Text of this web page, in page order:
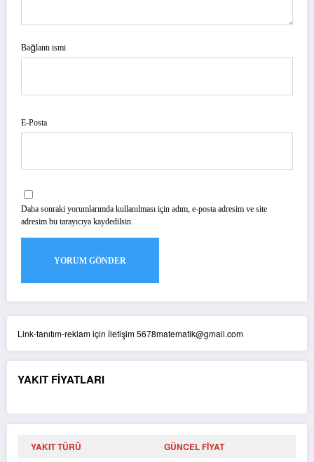
Bağlantı ismi
E-Posta
Daha sonraki yorumlarımda kullanılması için adım, e-posta adresim ve site
adresim bu tarayıcıya kaydedilsin.
Link-tanıtım-reklam için İletişim 5678matematik@gmail.com
YAKIT FİYATLARI
YAKIT TÜRÜ
GÜNCEL FİYAT